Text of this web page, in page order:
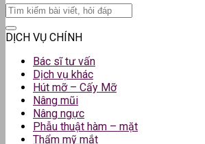
DỊCH VỤ CHÍNH
Bác sĩ tư vấn
Dịch vụ khác
Hút mỡ – Cấy Mỡ
Nâng mũi
Nâng ngực
Phẫu thuật hàm – mặt
Thẩm mỹ mắt